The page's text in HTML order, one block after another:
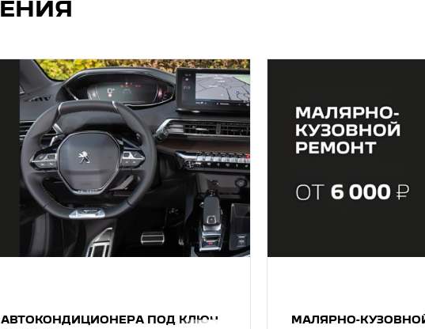
АВТОКОНДИЦИОНEРA ПОД КЛЮЧ
МАЛЯРНО-